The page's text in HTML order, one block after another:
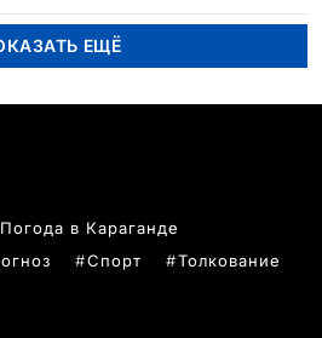
ЕЩЁ
Погода в Караганде
Спорт
Толкование